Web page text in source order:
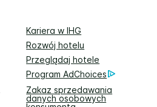
Kariera w IHG
Rozwój hotelu
Przeglądaj hotele
Program AdChoices
Zakaz sprzedawania
danych osobowych